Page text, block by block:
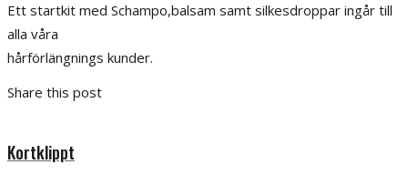
Ett startkit med Schampo,balsam samt silkesdroppar ingår till
alla våra
hårförlängnings kunder.
Share this post
Kortklippt